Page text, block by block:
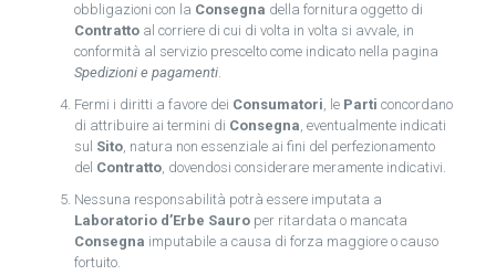
obbligazioni con la Consegna della fornitura oggetto di
Contrattoal corriere di cui di volta in volta si avvale, in
conformità al servizio prescelto come indicato nella pagina
Spedizioni e pagamenti.
Fermi i diritti a favore dei Consumatori, le Parti concordano
di attribuire ai termini di Consegna, eventualmente indicati
sul Sito, natura non essenziale ai fini del perfezionamento
del Contratto, dovendosi considerare meramente indicativi.
Nessuna responsabilità potrà essere imputata a
Laboratorio d’Erbe Sauroper ritardata o mancata
Consegna imputabile a causa di forza maggiore o causo
fortuito.